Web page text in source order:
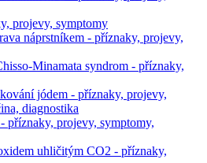
projevy, symptomy
náprstníkem - příznaky, projevy,
Minamata syndrom - příznaky,
jódem - příznaky, projevy,
diagnostika
příznaky, projevy, symptomy,
uhličitým CO2 - příznaky,